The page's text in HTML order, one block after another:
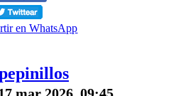
mar 2026, 09:45